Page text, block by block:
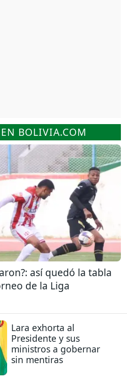
BOLIVIA.COM
así quedó la tabla
de la Liga
Lara exhorta al
Presidente y sus
ministros a gobernar
sin mentiras